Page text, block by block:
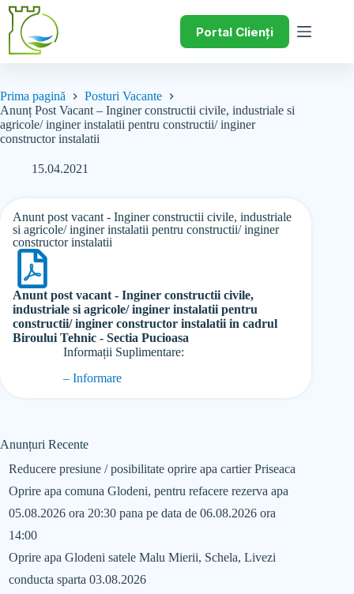
Portal Clienți
Prima pagină
Posturi Vacante
Anunț Post Vacant – Inginer constructii civile, industriale si
agricole/ inginer instalatii pentru constructii/ inginer
constructor instalatii
15.04.2021
Anunt post vacant - Inginer constructii civile, industriale
si agricole/ inginer instalatii pentru constructii/ inginer
constructor instalatii
Anunt post vacant - Inginer constructii civile,
industriale si agricole/ inginer instalatii pentru
constructii/ inginer constructor instalatii in cadrul
Biroului Tehnic - Sectia Pucioasa
Informații Suplimentare:
– Informare
Anunțuri Recente
Reducere presiune / posibilitate oprire apa cartier Priseaca
Oprire apa comuna Glodeni, pentru refacere rezerva apa
05.08.2026 ora 20:30 pana pe data de 06.08.2026 ora
14:00
Oprire apa Glodeni satele Malu Mierii, Schela, Livezi
conducta sparta 03.08.2026